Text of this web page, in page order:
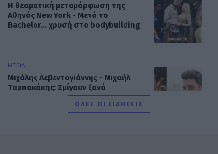
Η θεαματική μεταμόρφωση της
Αθηνάς New York - Μετά το
Bachelor... χρυσή στο bodybuilding
MEDIA
Μιχάλης Λεβεντογιάννης - Μιχαήλ
Ταμπακάκης: Σμίγουν ξανά
τηλεοπτικά στη νέα σειρά «Χαμένα
ΟΛΕΣ ΟΙ ΕΙΔΗΣΕΙΣ